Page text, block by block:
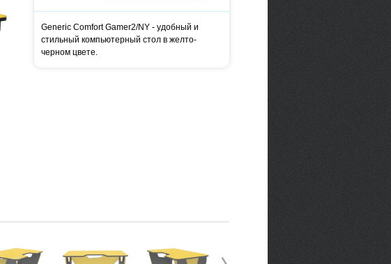
Generic Comfort Gamer2/NY - удобный и
стильный компьютерный стол в желто-
черном цвете.